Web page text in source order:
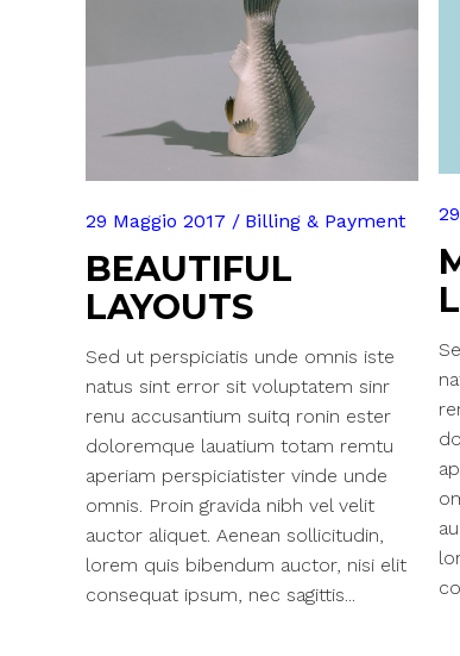
29 Maggio 2017 Billing & Payment
BEAUTIFUL
LAYOUTS
Sed ut perspiciatis unde omnis iste
natus sint error sit voluptatem sinr
renu accusantium suitq ronin ester
doloremque lauatium totam remtu
aperiam perspiciatister vinde unde
omnis. Proin gravida nibh vel velit
auctor aliquet. Aenean sollicitudin,
lorem quis bibendum auctor, nisi elit
consequat ipsum, nec sagittis...